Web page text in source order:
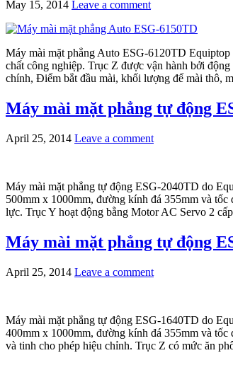
May 15, 2014 Leave a comment
Máy mài mặt phẳng Auto ESG-6120TD
chất công nghiệp. Trục Z được vận hành bởi
chính, Điểm bắt đầu mài, khối lượng để mài thô,
Máy mài mặt phẳng tự động
April 25, 2014 Leave a comment
Máy mài mặt phẳng tự động ESG-2040TD do
500mm x 1000mm, đường kính đá 355mm và
lực. Trục Y hoạt động bằng Motor AC Servo 2
Máy mài mặt phẳng tự động
April 25, 2014 Leave a comment
Máy mài mặt phẳng tự động ESG-1640TD do
400mm x 1000mm, đường kính đá 355mm và
và tinh cho phép hiệu chỉnh. Trục Z có mức ăn